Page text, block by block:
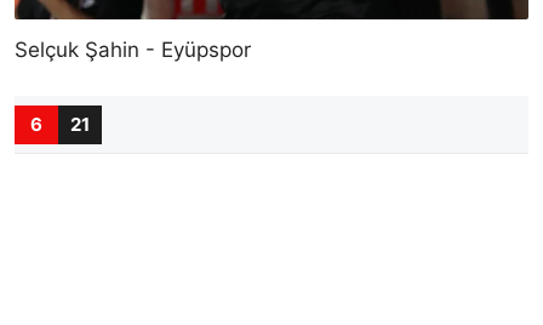
Selçuk Şahin - Eyüpspor
6 21